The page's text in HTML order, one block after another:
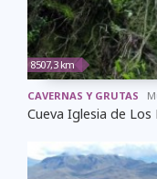
8507,3 km
CAVERNAS Y GRUTAS
Cueva Iglesia de Los